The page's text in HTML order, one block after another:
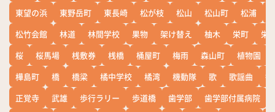
東望の浜
東野岳町 東長崎 松が枝 松山 松山町 松浦
松竹会館
林道 林間学校 果物 架け替え 柚木 栄町
栄
桜
桜馬場 桟敷券 桟橋 桶屋町 梅雨 森山町 植物園
樺島町
橋 橋梁 橘中学校 橘湾 機動隊 歌 歌謡曲
正覚寺
武雄 歩行ラリー 歩道橋 歯学部 歯学部付属病院